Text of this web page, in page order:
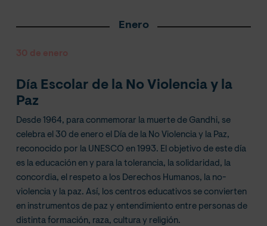
Enero
30 de enero
Día Escolar de la No Violencia y la
Paz
Desde 1964, para conmemorar la muerte de Gandhi, se
celebra el 30 de enero el Día de la No Violencia y la Paz,
reconocido por la UNESCO en 1993. El objetivo de este día
es la educación en y para la tolerancia, la solidaridad, la
concordia, el respeto a los Derechos Humanos, la no-
violencia y la paz. Así, los centros educativos se convierten
en instrumentos de paz y entendimiento entre personas de
distinta formación, raza, cultura y religión.